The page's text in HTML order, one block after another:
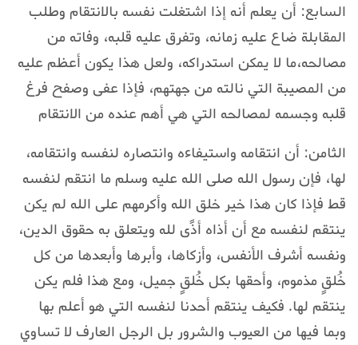
السابع: أن يعلم أنه إذا اشتغلت نفسه بالانتقام وطلب
المقابلة ضاع عليه زمانه، وتفرق عليه قلبه، وفاته من
مصالحه،ما لا يمكن استدراكه، ولعل هذا يكون أعظم عليه
من المصيبة التي نالته من جهتهم، فإذا عفى وصفح فرغ
قلبه وجسمه لمصالحه التي هي أهم عنده من الانتقام
الثامن: أن انتقامه واستيفاءه وانتصاره لنفسه وانتقامه،
لها، فإن رسول الله صلى الله عليه وسلم ما انتقم لنفسه
قط فإذا كان هذا خير خلق الله وأكرمهم على الله لم يكن
ينتقم لنفسه مع أن أذاه أذًى لله ويتعلق به حقوق الدين،
ونفسه أشرف الأنفس، وأزكاها، وأبرها وأبعدها من كل
خُلقٍ مذموم، وأحقها بكل خُلقٍ جميل، ومع هذا فلم يكن
ينتقم لها. فكيف ينتقم أحدنا لنفسه التي هو أعلم بها
وبما فيها من العيوب والشرور بل الرجل العارف لا تساوي